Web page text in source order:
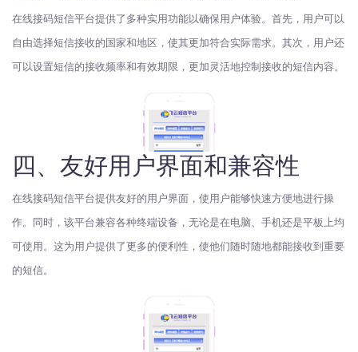
在线接码短信平台提供了多种实用功能以确保用户体验。首先，用户可以
自由选择短信接收的国家和地区，使其更加符合实际需求。其次，用户还
可以设置短信的接收频率和有效期限，更加灵活地控制接收的短信内容。
四、友好用户界面和兼容性
在线接码短信平台提供友好的用户界面，使用户能够快速方便地进行操
作。同时，该平台兼容各种终端设备，无论是在电脑、手机还是平板上均
可使用。这为用户提供了更多的便利性，使他们随时随地都能接收到重要
的短信。